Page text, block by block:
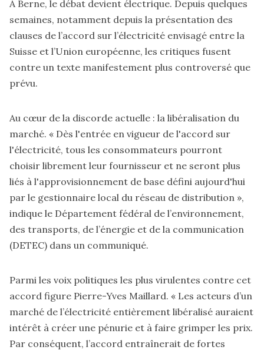
À Berne, le débat devient électrique. Depuis quelques
semaines, notamment depuis la présentation des
clauses de l’accord sur l’électricité envisagé entre la
Suisse et l’Union européenne, les critiques fusent
contre un texte manifestement plus controversé que
prévu.
Au cœur de la discorde actuelle : la libéralisation du
marché. « Dès l'entrée en vigueur de l'accord sur
l'électricité, tous les consommateurs pourront
choisir librement leur fournisseur et ne seront plus
liés à l'approvisionnement de base défini aujourd'hui
par le gestionnaire local du réseau de distribution »,
indique le Département fédéral de l’environnement,
des transports, de l’énergie et de la communication
(DETEC) dans un communiqué.
Parmi les voix politiques les plus virulentes contre cet
accord figure Pierre-Yves Maillard. « Les acteurs d’un
marché de l’électricité entièrement libéralisé auraient
intérêt à créer une pénurie et à faire grimper les prix.
Par conséquent, l’accord entraînerait de fortes